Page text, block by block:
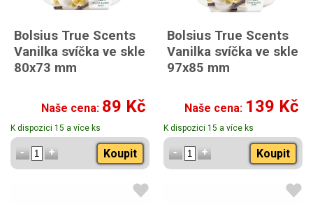
Bolsius True Scents
Vanilka svíčka ve skle
80x73 mm
Naše cena: 89 Kč
K dispozici 15 a více ks
Koupit
Bolsius True Scents
Vanilka svíčka ve skle
97x85 mm
Naše cena: 139 Kč
K dispozici 15 a více ks
Koupit